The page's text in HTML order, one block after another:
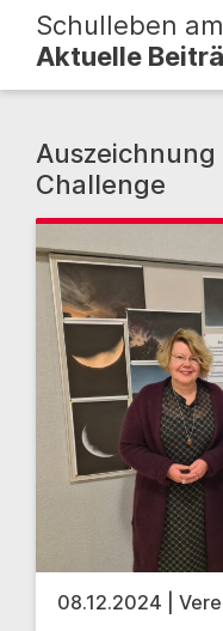
Schulleben
Aktuelle
Challenge
08.12.2024 |